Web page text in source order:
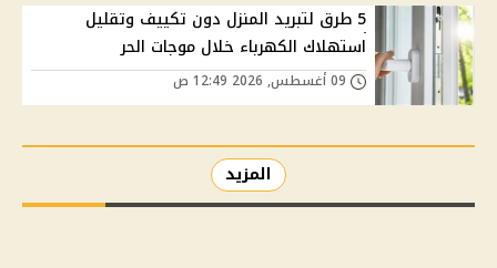
5 طرق لتبريد المنزل دون تكييف وتقليل
استهلاك الكهرباء خلال موجات الحر
المزيد